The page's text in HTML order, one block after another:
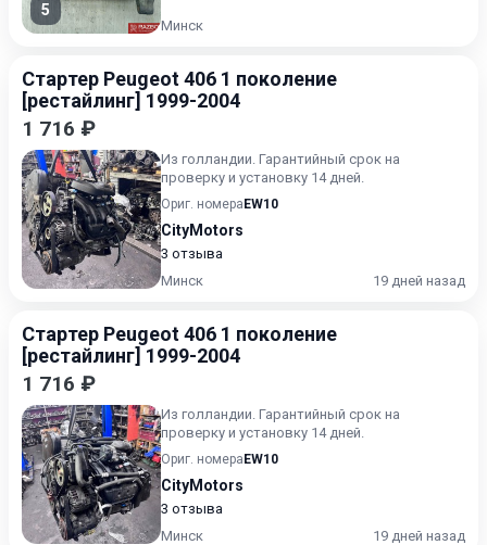
5
Минск
Стартер Peugeot 406 1 поколение
[рестайлинг] 1999-2004
1 716 ₽
Из голландии. Гарантийный срок на
проверку и установку 14 дней.
Ориг. номера EW10
CityMotors
3 отзыва
Минск
19 дней назад
Стартер Peugeot 406 1 поколение
[рестайлинг] 1999-2004
1 716 ₽
Из голландии. Гарантийный срок на
проверку и установку 14 дней.
Ориг. номера EW10
CityMotors
3 отзыва
Минск
19 дней назад